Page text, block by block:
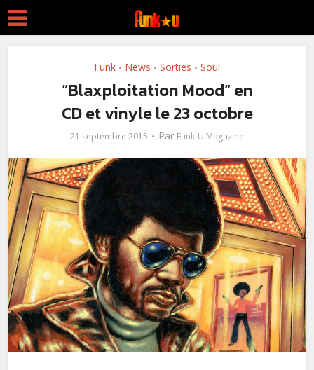
Funk • News • Sorties • Soul
“Blaxploitation Mood” en
CD et vinyle le 23 octobre
21 septembre 2015 Par Funk-U Magazine